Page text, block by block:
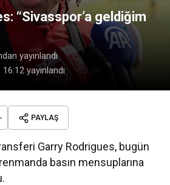
“Sivasspor’a geldiğim
yayınlandı
16:12 yayınlandı
- PAYLAŞ
Garry Rodrigues, bugün
basın mensuplarına